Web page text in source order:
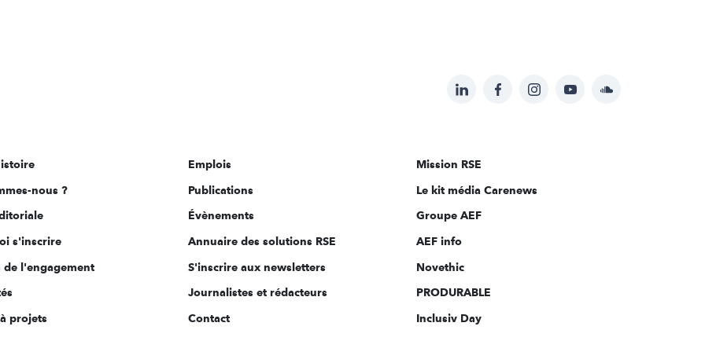
Suivez-
sur:
LinkedInFacebookInstagramYouTubeSoundcloud
nous ?
s'inscrire
de l'engagement
projets
Emplois
Publications
Évènements
Annuaire des solutions RSE
S'inscrire aux newsletters
Journalistes et rédacteurs
Contact
Mission RSE
Le kit média Carenews
Groupe AEF
AEF info
Novethic
PRODURABLE
Inclusiv Day